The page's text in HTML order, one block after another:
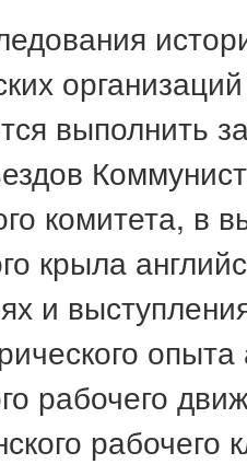
выполнить
комитета, в
крыла
и
опыта
рабочего
рабочего